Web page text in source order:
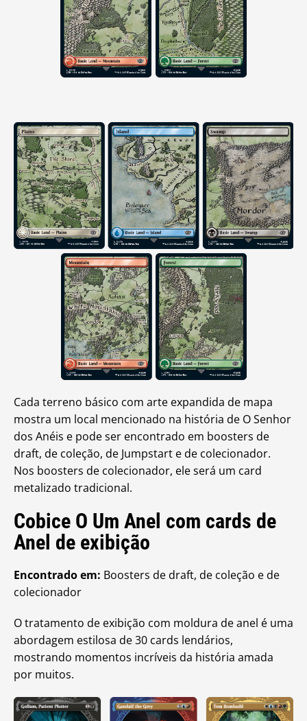
Cada terreno básico com arte expandida de mapa
mostra um local mencionado na história de O Senhor
dos Anéis e pode ser encontrado em boosters de
draft, de coleção, de Jumpstart e de colecionador.
Nos boosters de colecionador, ele será um card
metalizado tradicional.
Cobice O Um Anel com cards de
Anel de exibição
Encontrado em: Boosters de draft, de coleção e de
colecionador
O tratamento de exibição com moldura de anel é uma
abordagem estilosa de 30 cards lendários,
mostrando momentos incríveis da história amada
por muitos.